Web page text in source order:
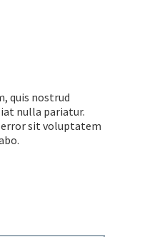
quis nostrud
nulla pariatur.
error sit voluptatem